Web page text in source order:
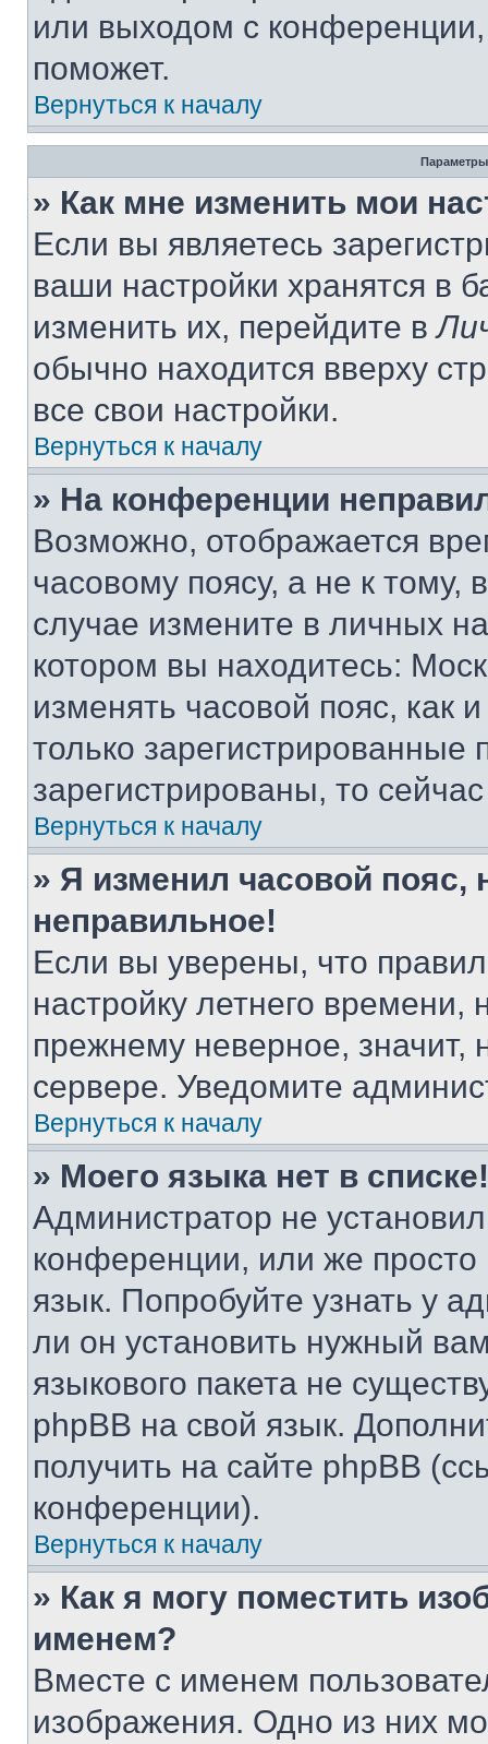
или выходом с
поможет.
Вернуться к началу
Параметры
» Как мне изменить мои
Если вы являетесь
ваши настройки хранятся в
изменить их, перейдите в
обычно находится вверху
все свои настройки.
Вернуться к началу
» На конференции
Возможно, отображается
часовому поясу, а не к тому,
случае измените в личных
котором вы находитесь:
изменять часовой пояс, как
только
зарегистрированы, то
Вернуться к началу
» Я изменил часовой пояс,
неправильное!
Если вы уверены, что
настройку летнего
прежнему неверное, значит,
сервере. Уведомите
Вернуться к началу
» Моего языка нет в списке!
Администратор не
конференции, или же
язык. Попробуйте узнать у
ли он установить нужный
языкового пакета не
phpBB на свой язык.
получить на сайте phpBB
конференции).
Вернуться к началу
» Как я могу поместить
именем?
Вместе с именем
изображения. Одно из них